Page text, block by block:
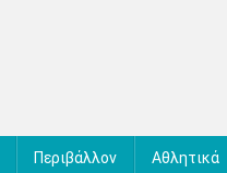
Περιβάλλον Αθλητικά